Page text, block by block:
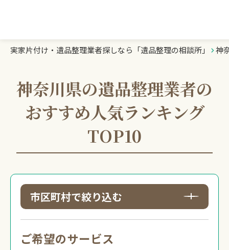
遺品整理の相談所TOP
業者を探す
ランキング
初めての方へ
豆知識
お急ぎの方はこちら
実家片付け・遺品整理業者探しなら「遺品整理の相談所」 神
神奈川県の遺品整理業者の
おすすめ人気ランキング
TOP10
市区町村で絞り込む
ご希望のサービス